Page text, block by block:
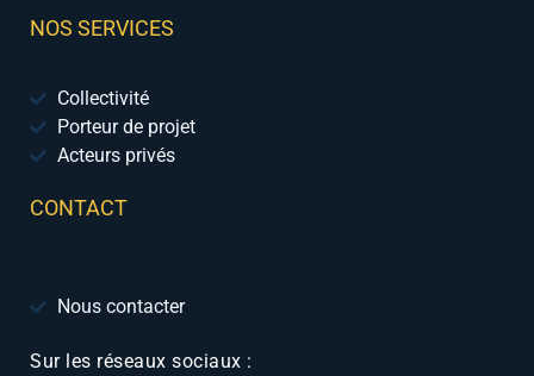
NOS SERVICES
Collectivité
Porteur de projet
Acteurs privés
CONTACT
Nous contacter
Sur les réseaux sociaux :